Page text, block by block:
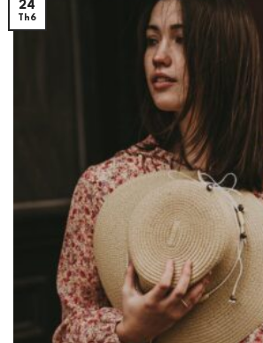
24
Th6